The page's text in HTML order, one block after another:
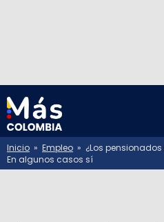
Inicio » Empleo » ¿Los
En algunos casos sí